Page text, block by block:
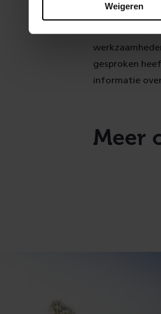
Weigeren
gesproken
informatie
Meer